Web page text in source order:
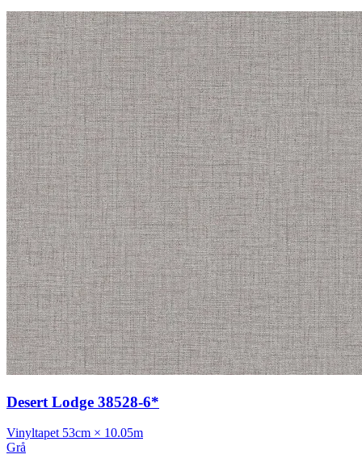
Desert Lodge 38528-6*
Vinyltapet 53cm × 10.05m
Grå